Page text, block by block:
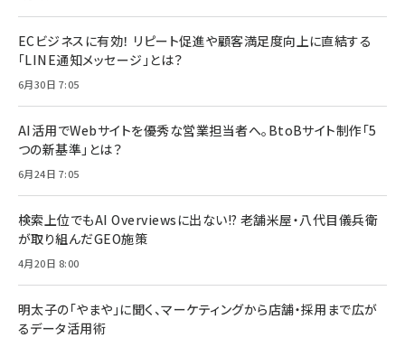
ECビジネスに有効！ リピート促進や顧客満足度向上に直結する
「LINE通知メッセージ」とは？
6月30日 7:05
AI活用でWebサイトを優秀な営業担当者へ。BtoBサイト制作「5
つの新基準」とは？
6月24日 7:05
検索上位でもAI Overviewsに出ない!? 老舗米屋・八代目儀兵衛
が取り組んだGEO施策
4月20日 8:00
明太子の「やまや」に聞く、マーケティングから店舗・採用まで広が
るデータ活用術